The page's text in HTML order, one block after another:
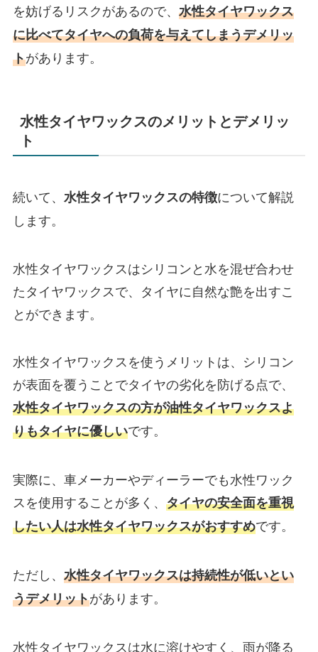
を妨げるリスクがあるので、 水性タイヤワックス
に比べてタイヤへの負荷を与えてしまうデメリッ
トがあります。
水性タイヤワックスのメリットとデメリッ
ト
続いて、 水性タイヤワックスの特徴について解説
します。
水性タイヤワックスはシリコンと水を混ぜ合わせ
たタイヤワックスで、タイヤに自然な艶を出すこ
とができます。
水性タイヤワックスを使うメリットは、シリコン
が表面を覆うことでタイヤの劣化を防げる点で、
水性タイヤワックスの方が油性タイヤワックスよ
りもタイヤに優しいです。
実際に、車メーカーやディーラーでも水性ワック
スを使用することが多く、 タイヤの安全面を重視
したい人は水性タイヤワックスがおすすめです。
ただし、 水性タイヤワックスは持続性が低いとい
うデメリットがあります。
水性タイヤワックスは水に溶けやすく、雨が降る